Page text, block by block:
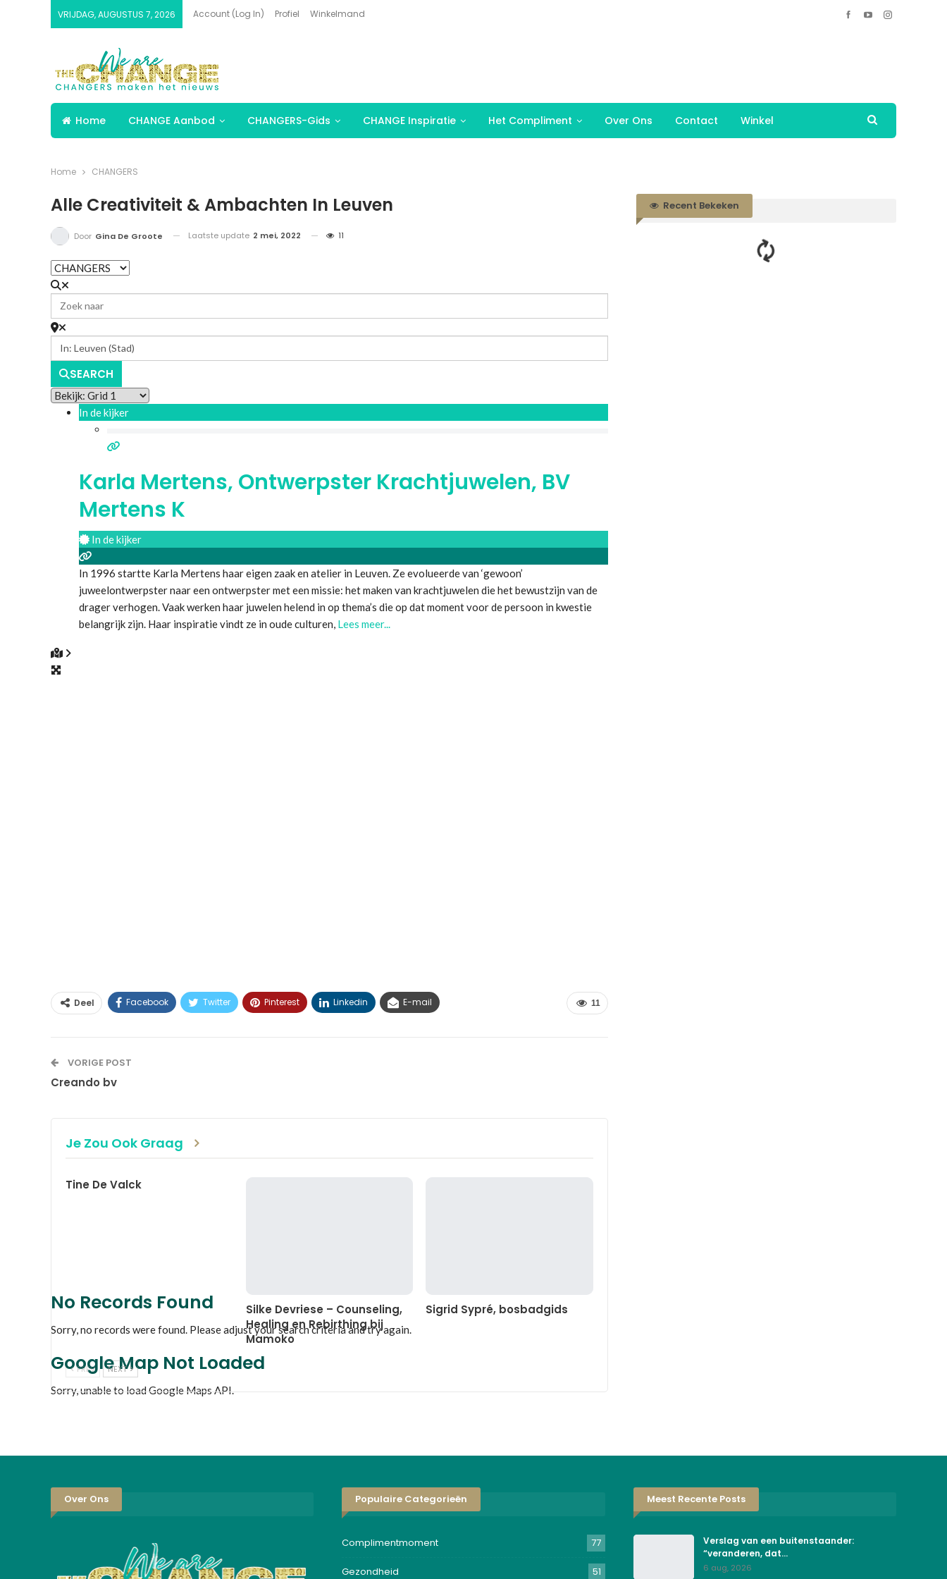
VRIJDAG, AUGUSTUS 7, 2026 Account (Log In) Profiel Winkelmand
Home CHANGE Aanbod CHANGERS-Gids CHANGE Inspiratie Het Compliment Over Ons Contact Winkel
Home CHANGERS
Alle Creativiteit & Ambachten In Leuven
Door Gina De Groote Laatste update 2 mei, 2022 11
SEARCH
In de kijker
Karla Mertens, Ontwerpster Krachtjuwelen, BV
Mertens K
In de kijker
In 1996 startte Karla Mertens haar eigen zaak en atelier in Leuven. Ze evolueerde van ‘gewoon’
juweelontwerpster naar een ontwerpster met een missie: het maken van krachtjuwelen die het bewustzijn van de
drager verhogen. Vaak werken haar juwelen helend in op thema’s die op dat moment voor de persoon in kwestie
belangrijk zijn. Haar inspiratie vindt ze in oude culturen, Lees meer...
No Records Found
Sorry, no records were found. Please adjust your search criteria and try again.
Google Map Not Loaded
Sorry, unable to load Google Maps API.
11
Deel Facebook Twitter Pinterest Linkedin E-mail
VORIGE POST
Creando bv
Je Zou Ook Graag
Tine De Valck
Silke Devriese – Counseling,
Healing en Rebirthing bij
Mamoko
Sigrid Sypré, bosbadgids
PREV NEXT
Recent Bekeken
Over Ons Populaire Categorieën
Complimentmoment 77
Gezondheid 51
Meest Recente Posts
Verslag van een buitenstaander:
“veranderen, dat…
6 aug, 2026